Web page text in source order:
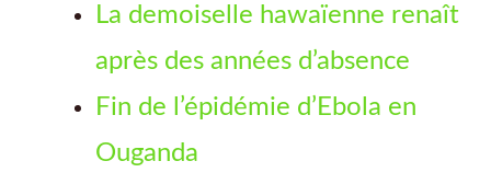
La demoiselle hawaïenne renaît
après des années d’absence
Fin de l’épidémie d’Ebola en
Ouganda